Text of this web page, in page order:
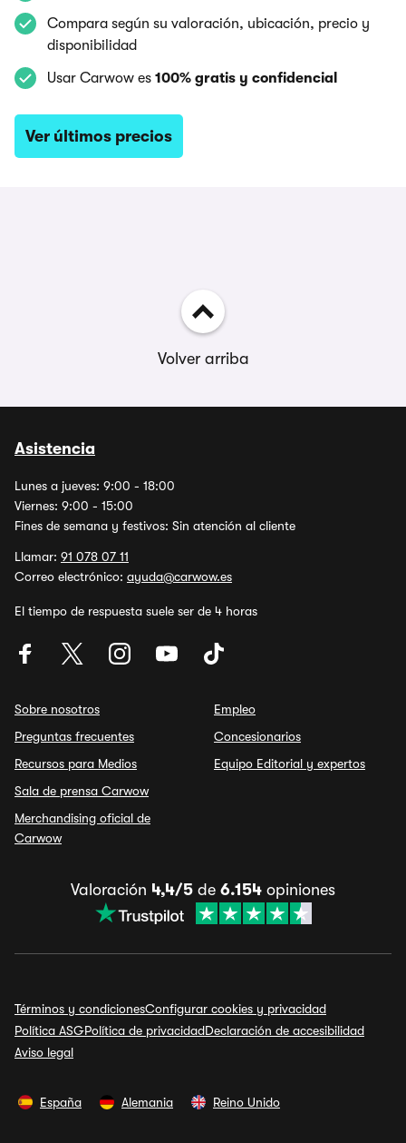
Compara según su valoración, ubicación, precio y
disponibilidad
Usar Carwow es 100% gratis y confidencial
Ver últimos precios
Volver arriba
Asistencia
Lunes a jueves: 9:00 - 18:00
Viernes: 9:00 - 15:00
Fines de semana y festivos: Sin atención al cliente
Llamar: 91 078 07 11
Correo electrónico: ayuda@carwow.es
El tiempo de respuesta suele ser de 4 horas
Sobre nosotros
Preguntas frecuentes
Recursos para Medios
Sala de prensa Carwow
Merchandising oficial de
Carwow
Empleo
Concesionarios
Equipo Editorial y expertos
Valoración 4,4/5 de 6.154 opiniones
Términos y condicionesConfigurar cookies y privacidad
Política ASGPolítica de privacidadDeclaración de accesibilidad
Aviso legal
España Alemania Reino Unido